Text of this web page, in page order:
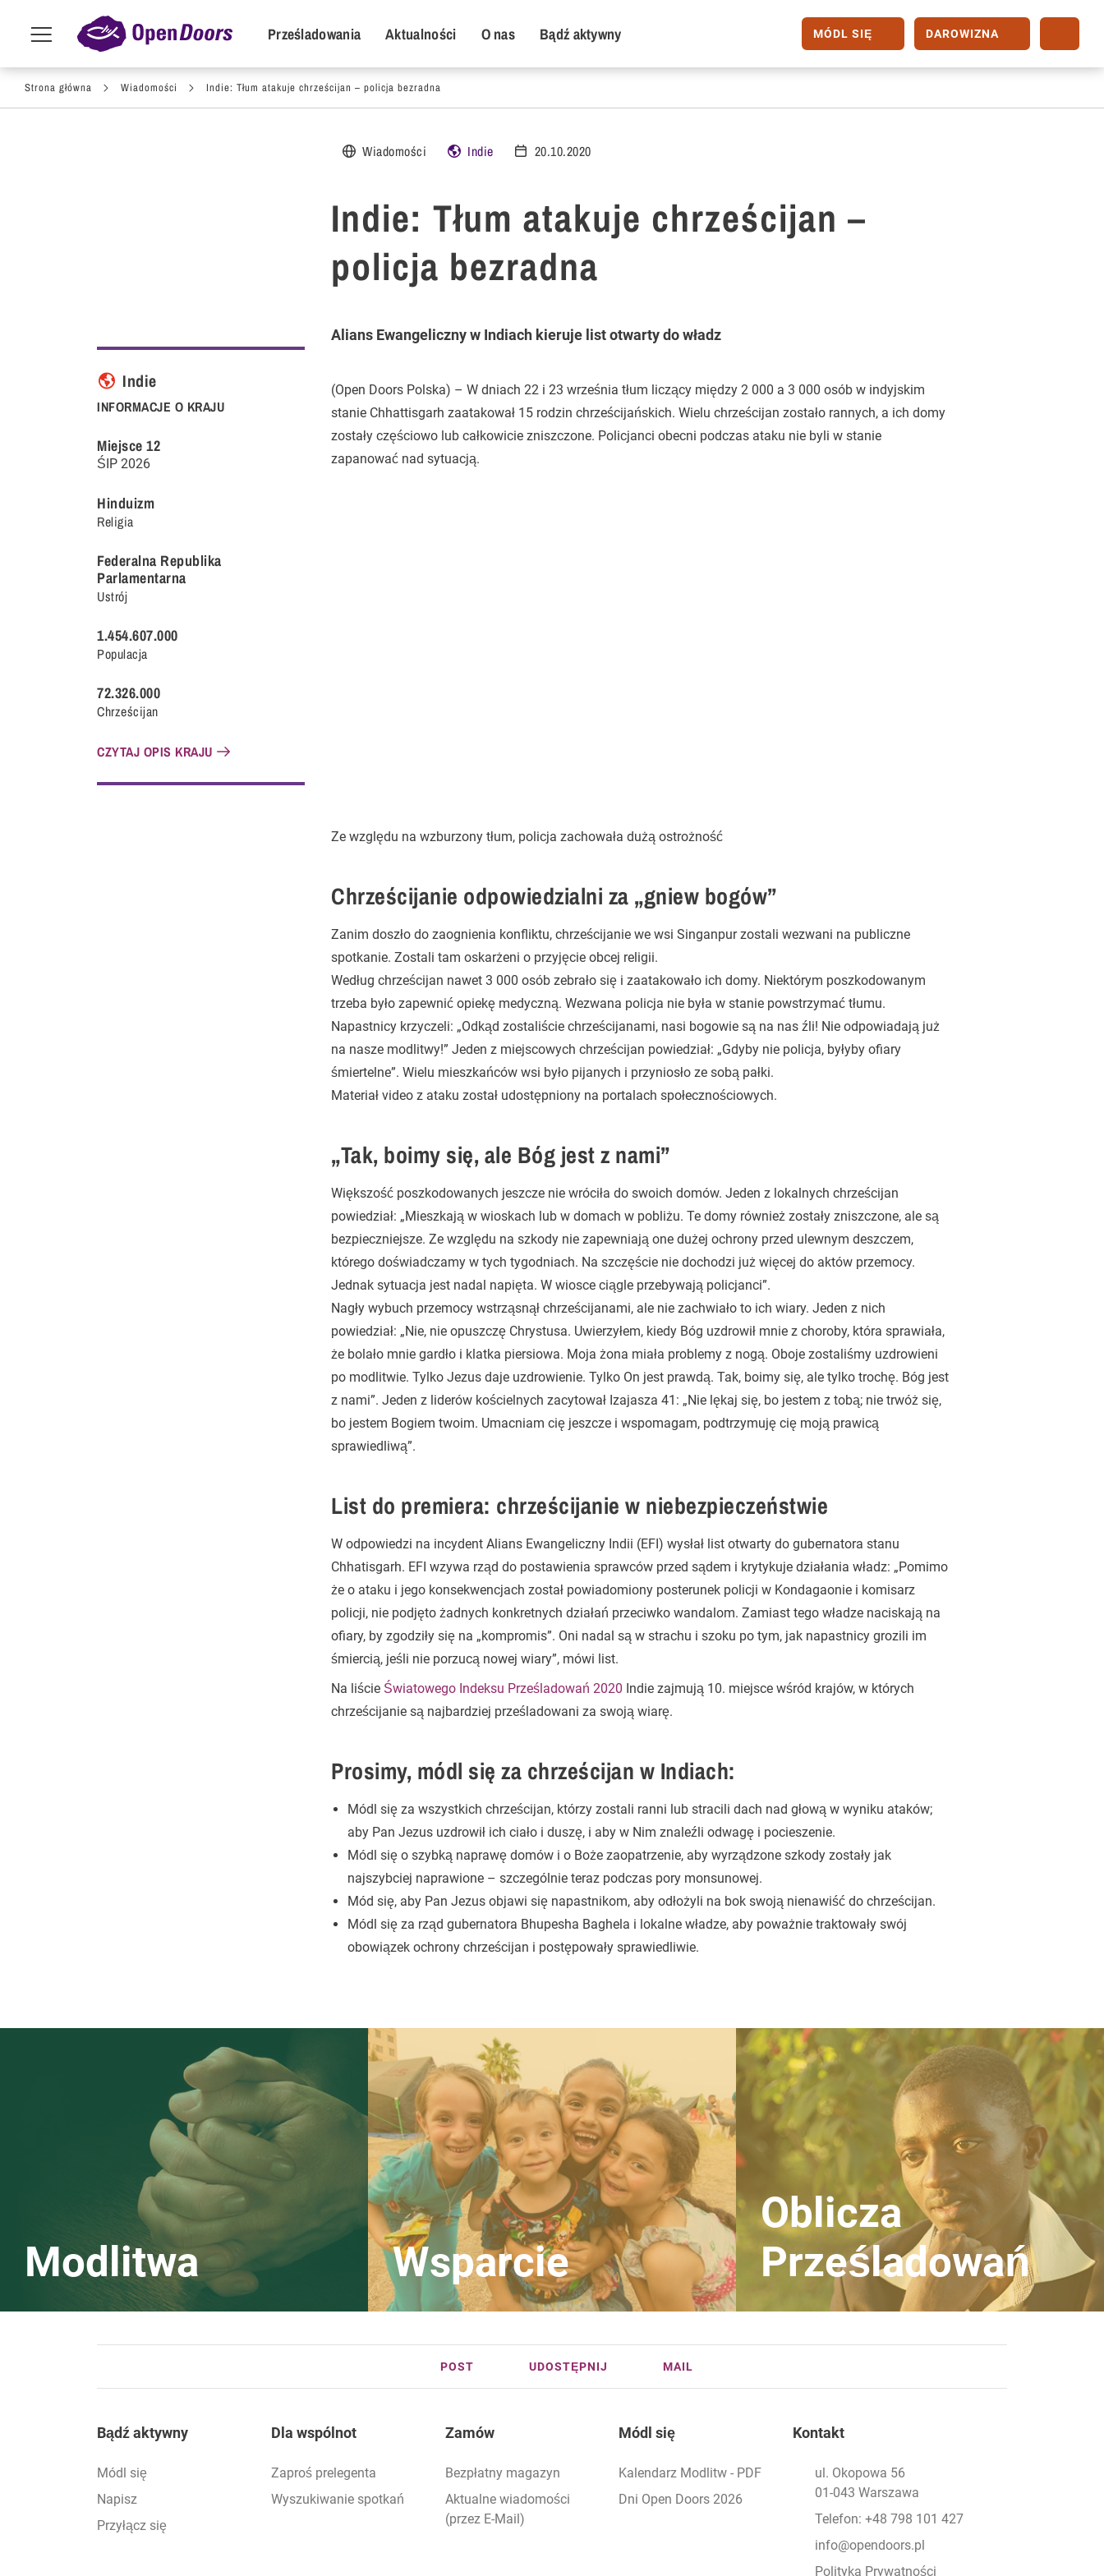
Przejdź do treści
Menu
POI Primary Menu
Prześladowania Aktualności O nas Bądź aktywny MÓDL SIĘ DAROWIZNA
Strona główna Wiadomości Indie: Tłum atakuje chrześcijan – policja bezradna
Wiadomości Indie 20.10.2020
Indie: Tłum atakuje chrześcijan –
policja bezradna
Alians Ewangeliczny w Indiach kieruje list otwarty do władz
(Open Doors Polska) – W dniach 22 i 23 września tłum liczący między 2 000 a 3 000 osób w indyjskim
stanie Chhattisgarh zaatakował 15 rodzin chrześcijańskich. Wielu chrześcijan zostało rannych, a ich domy
zostały częściowo lub całkowicie zniszczone. Policjanci obecni podczas ataku nie byli w stanie
zapanować nad sytuacją.
Ze względu na wzburzony tłum, policja zachowała dużą ostrożność
Chrześcijanie odpowiedzialni za „gniew bogów”
Zanim doszło do zaognienia konfliktu, chrześcijanie we wsi Singanpur zostali wezwani na publiczne
spotkanie. Zostali tam oskarżeni o przyjęcie obcej religii.
Według chrześcijan nawet 3 000 osób zebrało się i zaatakowało ich domy. Niektórym poszkodowanym
trzeba było zapewnić opiekę medyczną. Wezwana policja nie była w stanie powstrzymać tłumu.
Napastnicy krzyczeli: „Odkąd zostaliście chrześcijanami, nasi bogowie są na nas źli! Nie odpowiadają już
na nasze modlitwy!” Jeden z miejscowych chrześcijan powiedział: „Gdyby nie policja, byłyby ofiary
śmiertelne”. Wielu mieszkańców wsi było pijanych i przyniosło ze sobą pałki.
Materiał video z ataku został udostępniony na portalach społecznościowych.
„Tak, boimy się, ale Bóg jest z nami”
Większość poszkodowanych jeszcze nie wróciła do swoich domów. Jeden z lokalnych chrześcijan
powiedział: „Mieszkają w wioskach lub w domach w pobliżu. Te domy również zostały zniszczone, ale są
bezpieczniejsze. Ze względu na szkody nie zapewniają one dużej ochrony przed ulewnym deszczem,
którego doświadczamy w tych tygodniach. Na szczęście nie dochodzi już więcej do aktów przemocy.
Jednak sytuacja jest nadal napięta. W wiosce ciągle przebywają policjanci”.
Nagły wybuch przemocy wstrząsnął chrześcijanami, ale nie zachwiało to ich wiary. Jeden z nich
powiedział: „Nie, nie opuszczę Chrystusa. Uwierzyłem, kiedy Bóg uzdrowił mnie z choroby, która sprawiała,
że bolało mnie gardło i klatka piersiowa. Moja żona miała problemy z nogą. Oboje zostaliśmy uzdrowieni
po modlitwie. Tylko Jezus daje uzdrowienie. Tylko On jest prawdą. Tak, boimy się, ale tylko trochę. Bóg jest
z nami”. Jeden z liderów kościelnych zacytował Izajasza 41: „Nie lękaj się, bo jestem z tobą; nie trwóż się,
bo jestem Bogiem twoim. Umacniam cię jeszcze i wspomagam, podtrzymuję cię moją prawicą
sprawiedliwą”.
List do premiera: chrześcijanie w niebezpieczeństwie
W odpowiedzi na incydent Alians Ewangeliczny Indii (EFI) wysłał list otwarty do gubernatora stanu
Chhatisgarh. EFI wzywa rząd do postawienia sprawców przed sądem i krytykuje działania władz: „Pomimo
że o ataku i jego konsekwencjach został powiadomiony posterunek policji w Kondagaonie i komisarz
policji, nie podjęto żadnych konkretnych działań przeciwko wandalom. Zamiast tego władze naciskają na
ofiary, by zgodziły się na „kompromis”. Oni nadal są w strachu i szoku po tym, jak napastnicy grozili im
śmiercią, jeśli nie porzucą nowej wiary”, mówi list.
Na liście Światowego Indeksu Prześladowań 2020 Indie zajmują 10. miejsce wśród krajów, w których
chrześcijanie są najbardziej prześladowani za swoją wiarę.
Prosimy, módl się za chrześcijan w Indiach:
Módl się za wszystkich chrześcijan, którzy zostali ranni lub stracili dach nad głową w wyniku ataków;
aby Pan Jezus uzdrowił ich ciało i duszę, i aby w Nim znaleźli odwagę i pocieszenie.
Módl się o szybką naprawę domów i o Boże zaopatrzenie, aby wyrządzone szkody zostały jak
najszybciej naprawione – szczególnie teraz podczas pory monsunowej.
Mód się, aby Pan Jezus objawi się napastnikom, aby odłożyli na bok swoją nienawiść do chrześcijan.
Módl się za rząd gubernatora Bhupesha Baghela i lokalne władze, aby poważnie traktowały swój
obowiązek ochrony chrześcijan i postępowały sprawiedliwie.
INFORMACJE O KRAJU
Indie
Miejsce 12
ŚIP 2026
Religia
Hinduizm
Ustrój
Federalna Republika
Parlamentarna
Populacja
1.454.607.000
Chrześcijan
72.326.000
CZYTAJ OPIS KRAJU
Modlitwa Wsparcie
Oblicza
Prześladowań
POST UDOSTĘPNIJ MAIL
Kontakt
ul. Okopowa 56
01-043 Warszawa
Telefon: +48 798 101 427
info@opendoors.pl
Polityka Prywatności
Footer
Bądź aktywny
Módl się
Napisz
Przyłącz się
Dla wspólnot
Zaproś prelegenta
Wyszukiwanie spotkań
Zamów
Bezpłatny magazyn
Aktualne wiadomości
(przez E-Mail)
Módl się
Kalendarz Modlitw - PDF
Dni Open Doors 2026